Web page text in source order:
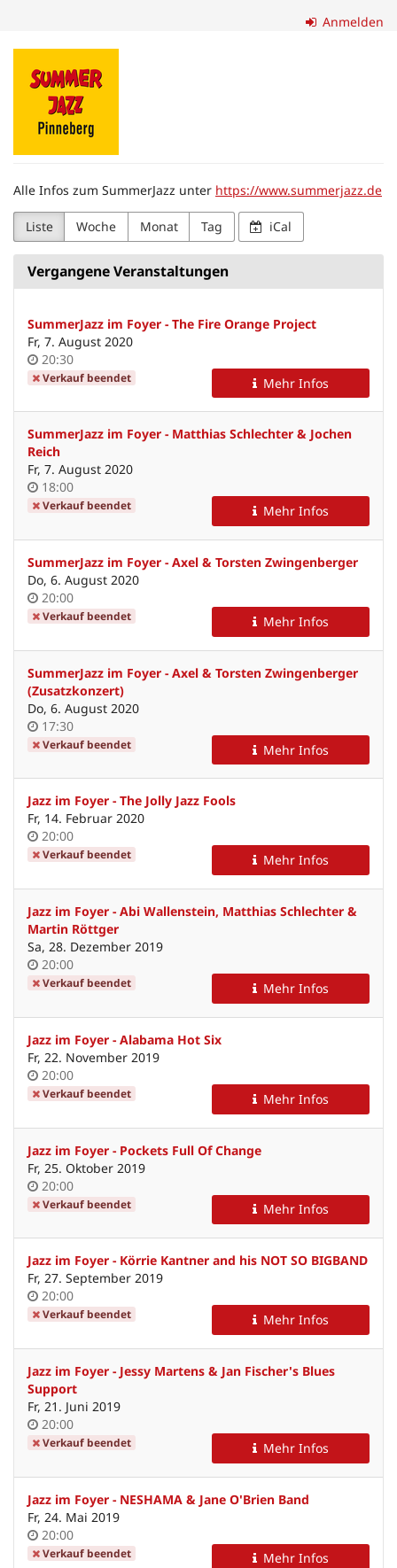
Inhalt
springen
Anmelden
Förderverein
SummerJazz
Pinneberg
e.
V.
Alle Infos zum SummerJazz unter https://www.summerjazz.de
Liste Woche Monat Tag iCal
Vergangene Veranstaltungen
SummerJazz im Foyer - The Fire Orange Project
Fr, 7. August 2020
Uhrzeit
20:30
Verkauf beendet Mehr Infos
SummerJazz im Foyer - Matthias Schlechter & Jochen
Reich
Fr, 7. August 2020
Uhrzeit
18:00
Verkauf beendet Mehr Infos
SummerJazz im Foyer - Axel & Torsten Zwingenberger
Do, 6. August 2020
Uhrzeit
20:00
Verkauf beendet Mehr Infos
SummerJazz im Foyer - Axel & Torsten Zwingenberger
(Zusatzkonzert)
Do, 6. August 2020
Uhrzeit
17:30
Verkauf beendet Mehr Infos
Jazz im Foyer - The Jolly Jazz Fools
Fr, 14. Februar 2020
Uhrzeit
20:00
Verkauf beendet Mehr Infos
Jazz im Foyer - Abi Wallenstein, Matthias Schlechter &
Martin Röttger
Sa, 28. Dezember 2019
Uhrzeit
20:00
Verkauf beendet Mehr Infos
Jazz im Foyer - Alabama Hot Six
Fr, 22. November 2019
Uhrzeit
20:00
Verkauf beendet Mehr Infos
Jazz im Foyer - Pockets Full Of Change
Fr, 25. Oktober 2019
Uhrzeit
20:00
Verkauf beendet Mehr Infos
Jazz im Foyer - Körrie Kantner and his NOT SO BIGBAND
Fr, 27. September 2019
Uhrzeit
20:00
Verkauf beendet Mehr Infos
Jazz im Foyer - Jessy Martens & Jan Fischer's Blues
Support
Fr, 21. Juni 2019
Uhrzeit
20:00
Verkauf beendet Mehr Infos
Jazz im Foyer - NESHAMA & Jane O'Brien Band
Fr, 24. Mai 2019
Uhrzeit
20:00
Verkauf beendet Mehr Infos